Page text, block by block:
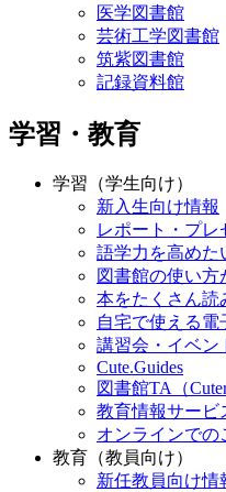
医学図書館
芸術工学図書館
筑紫図書館
記録資料館
学習・教育
学習（学生向け）
新入生向け情報
レポート・プレ
語学力を高めた
図書館の使い方
本をたくさん読
自宅で使える電
講習会・イベン
Cute.Guides
図書館TA（Cuter
教育情報サービ
オンラインでの
教育（教員向け）
新任教員向け情